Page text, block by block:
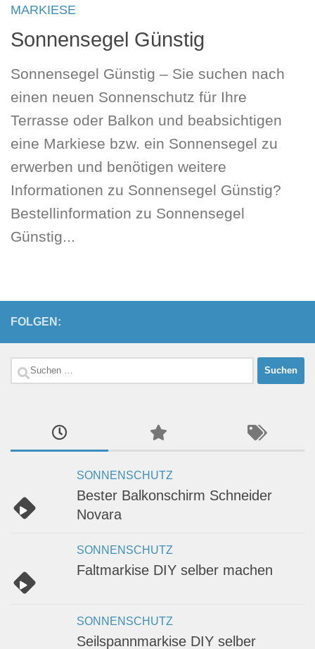
MARKIESE
Sonnensegel Günstig
Sonnensegel Günstig – Sie suchen nach
einen neuen Sonnenschutz für Ihre
Terrasse oder Balkon und beabsichtigen
eine Markiese bzw. ein Sonnensegel zu
erwerben und benötigen weitere
Informationen zu Sonnensegel Günstig?
Bestellinformation zu Sonnensegel
Günstig...
FOLGEN:
Suchen
SONNENSCHUTZ
Bester Balkonschirm Schneider
Novara
SONNENSCHUTZ
Faltmarkise DIY selber machen
SONNENSCHUTZ
Seilspannmarkise DIY selber